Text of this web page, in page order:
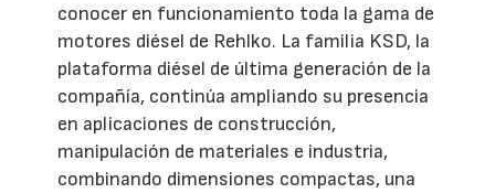
conocer en funcionamiento toda la gama de
motores diésel de Rehlko. La familia KSD, la
plataforma diésel de última generación de la
compañía, continúa ampliando su presencia
en aplicaciones de construcción,
manipulación de materiales e industria,
combinando dimensiones compactas, una